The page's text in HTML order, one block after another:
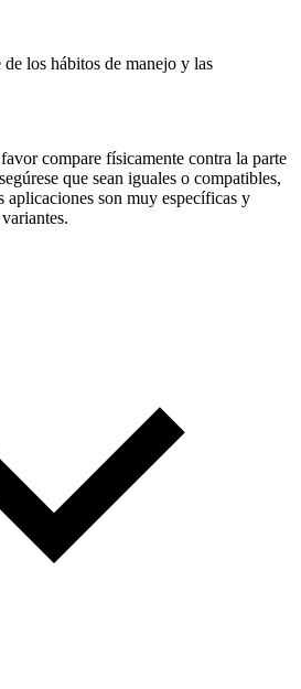
los hábitos de manejo y las
compare físicamente contra la parte
que sean iguales o compatibles,
aplicaciones son muy específicas y